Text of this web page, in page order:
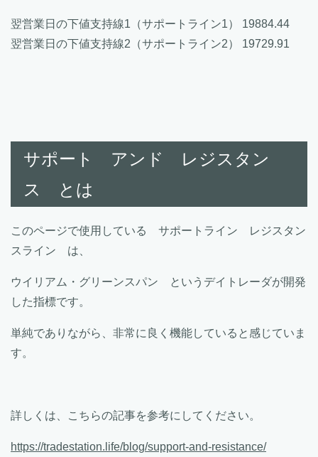
翌営業日の下値支持線1（サポートライン1） 19884.44
翌営業日の下値支持線2（サポートライン2） 19729.91
サポート アンド レジスタン
ス とは
このページで使用している サポートライン レジスタン
スライン は、
ウイリアム・グリーンスパン というデイトレーダが開発
した指標です。
単純でありながら、非常に良く機能していると感じていま
す。
詳しくは、こちらの記事を参考にしてください。
https://tradestation.life/blog/support-and-resistance/